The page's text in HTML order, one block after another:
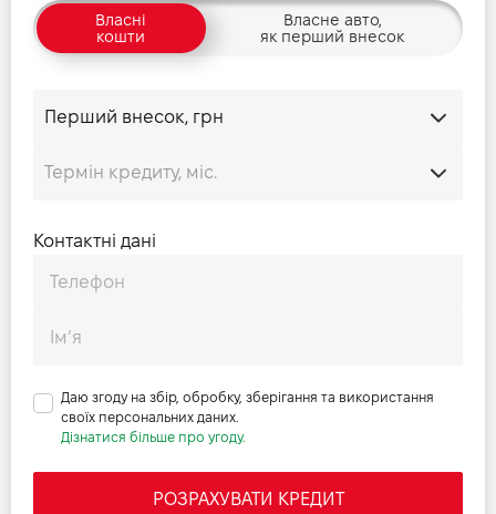
Власні
кошти
Власне авто,
як перший внесок
Контактні дані
Даю згоду на збір, обробку, зберігання та використання
своїх персональних даних.
Дізнатися більше про угоду.
РОЗРАХУВАТИ КРЕДИТ